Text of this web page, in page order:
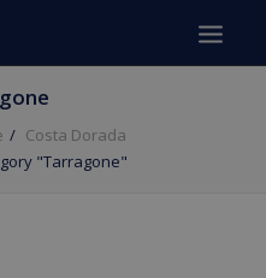
Costa Dorada
"Tarragone"